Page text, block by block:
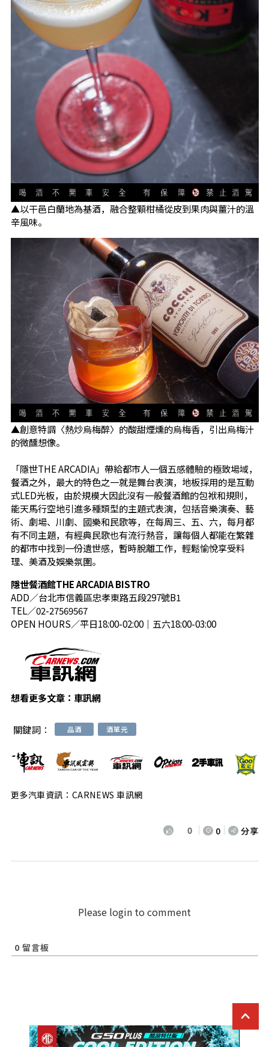
▲以干邑白蘭地為基酒，融合整顆柑橘從皮到果肉與薑汁的溫
辛風味。
▲創意特調〈熱炒烏梅醉〉的酸甜煙燻的烏梅香，引出烏梅汁
的微醺想像。
「隱世THE ARCADIA」帶給都市人一個五感體驗的極致場域，
餐酒之外，最大的特色之一就是舞台表演，地板採用的是互動
式LED光板，由於規模大因此沒有一般餐酒館的包袱和規則，
能天馬行空地引進多種類型的主題式表演，包括音樂演奏、藝
術、劇場、川劇、國樂和民歌等，在每周三、五、六，每月都
有不同主題，有經典民歌也有流行熱音，讓每個人都能在繁雜
的都市中找到一份遺世感，暫時脫離工作，輕鬆愉悅享受料
理、美酒及娛樂氛圍。
隱世餐酒館THE ARCADIA BISTRO
ADD／台北市信義區忠孝東路五段297號B1
TEL／02-27569567
OPEN HOURS／平日18:00-02:00｜五六18:00-03:00
想看更多文章： 車訊網
關鍵詞： 品酒 酒單元
更多汽車資訊：CARNEWS 車訊網
0 0 分享
Please login to comment
0 留言板